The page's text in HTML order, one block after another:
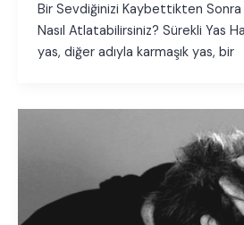
Bir Sevdiğinizi Kaybettikten Sonra
Nasıl Atlatabilirsiniz? Sürekli Yas
yas, diğer adıyla karmaşık yas, bir